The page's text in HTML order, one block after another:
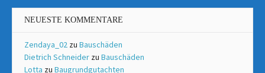
NEUESTE KOMMENTARE
Zendaya_02 zu Bauschäden
Dietrich Schneider zu Bauschäden
Lotta zu Baugrundgutachten